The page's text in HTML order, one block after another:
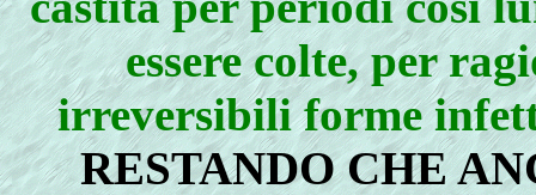
essere colte, per
irreversibili forme
RESTANDO CHE